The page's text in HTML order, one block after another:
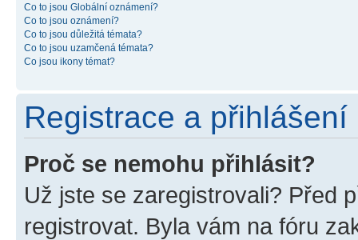
Co to jsou Globální oznámení?
Co to jsou oznámení?
Co to jsou důležitá témata?
Co to jsou uzamčená témata?
Co jsou ikony témat?
Registrace a přihlášení
Proč se nemohu přihlásit?
Už jste se zaregistrovali? Před
registrovat. Byla vám na fóru